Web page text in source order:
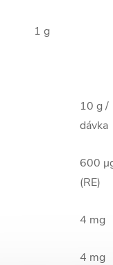
1 g
10 g /
dávka
600
(RE)
4 mg
4 mg